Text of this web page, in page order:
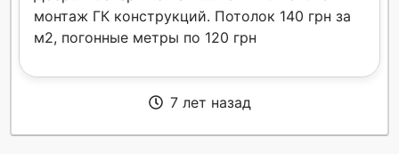
монтаж ГК конструкций. Потолок 140 грн за
м2, погонные метры по 120 грн
7 лет назад